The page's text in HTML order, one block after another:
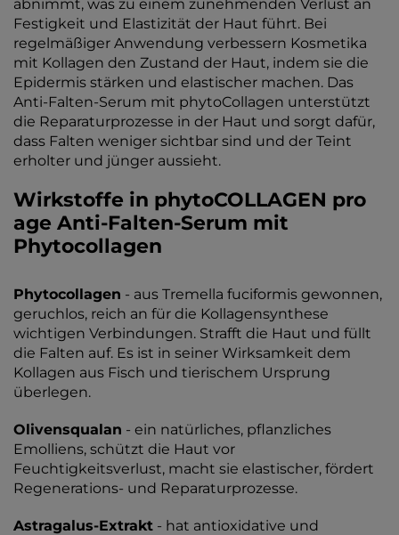
abnimmt, was zu einem zunehmenden Verlust an
Festigkeit und Elastizität der Haut führt. Bei
regelmäßiger Anwendung verbessern Kosmetika
mit Kollagen den Zustand der Haut, indem sie die
Epidermis stärken und elastischer machen. Das
Anti-Falten-Serum mit phytoCollagen unterstützt
die Reparaturprozesse in der Haut und sorgt dafür,
dass Falten weniger sichtbar sind und der Teint
erholter und jünger aussieht.
Wirkstoffe in phytoCOLLAGEN pro
age Anti-Falten-Serum mit
Phytocollagen
Phytocollagen - aus Tremella fuciformis gewonnen,
geruchlos, reich an für die Kollagensynthese
wichtigen Verbindungen. Strafft die Haut und füllt
die Falten auf. Es ist in seiner Wirksamkeit dem
Kollagen aus Fisch und tierischem Ursprung
überlegen.
Olivensqualan - ein natürliches, pflanzliches
Emolliens, schützt die Haut vor
Feuchtigkeitsverlust, macht sie elastischer, fördert
Regenerations- und Reparaturprozesse.
Astragalus-Extrakt - hat antioxidative und